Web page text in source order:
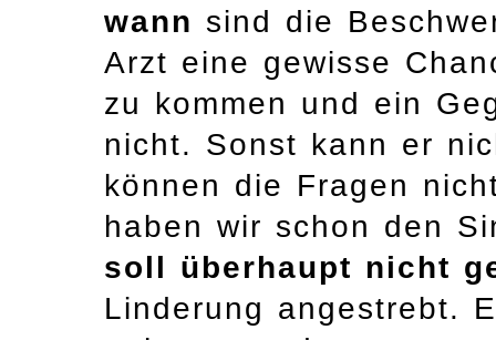
wann sind die
Arzt eine gewisse
zu kommen und ein
nicht. Sonst kann er
können die Fragen
haben wir schon den
soll überhaupt nicht
Linderung angestrebt.